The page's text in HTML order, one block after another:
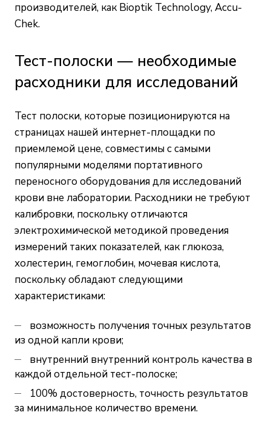
производителей, как Bioptik Technology, Accu-
Chek.
Тест-полоски — необходимые
расходники для исследований
Тест полоски, которые позиционируются на
страницах нашей интернет-площадки по
приемлемой цене, совместимы с самыми
популярными моделями портативного
переносного оборудования для исследований
крови вне лаборатории. Расходники не требуют
калибровки, поскольку отличаются
электрохимической методикой проведения
измерений таких показателей, как глюкоза,
холестерин, гемоглобин, мочевая кислота,
поскольку обладают следующими
характеристиками:
возможность получения точных результатов
из одной капли крови;
внутренний внутренний контроль качества в
каждой отдельной тест-полоске;
100% достоверность, точность результатов
за минимальное количество времени.